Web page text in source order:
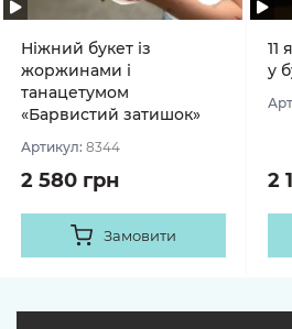
Ніжний букет із
жоржинами і
танацетумом
«Барвистий затишок»
Артикул: 8344
2 580 грн
Замовити
11
у
2